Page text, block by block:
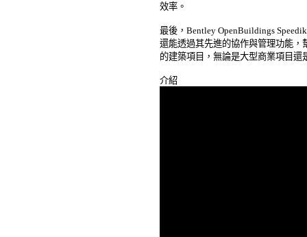
效率。
最後，Bentley OpenBuildings
還能透過其先進的協作與管理功能
的建築項目，無論是大型商業項目